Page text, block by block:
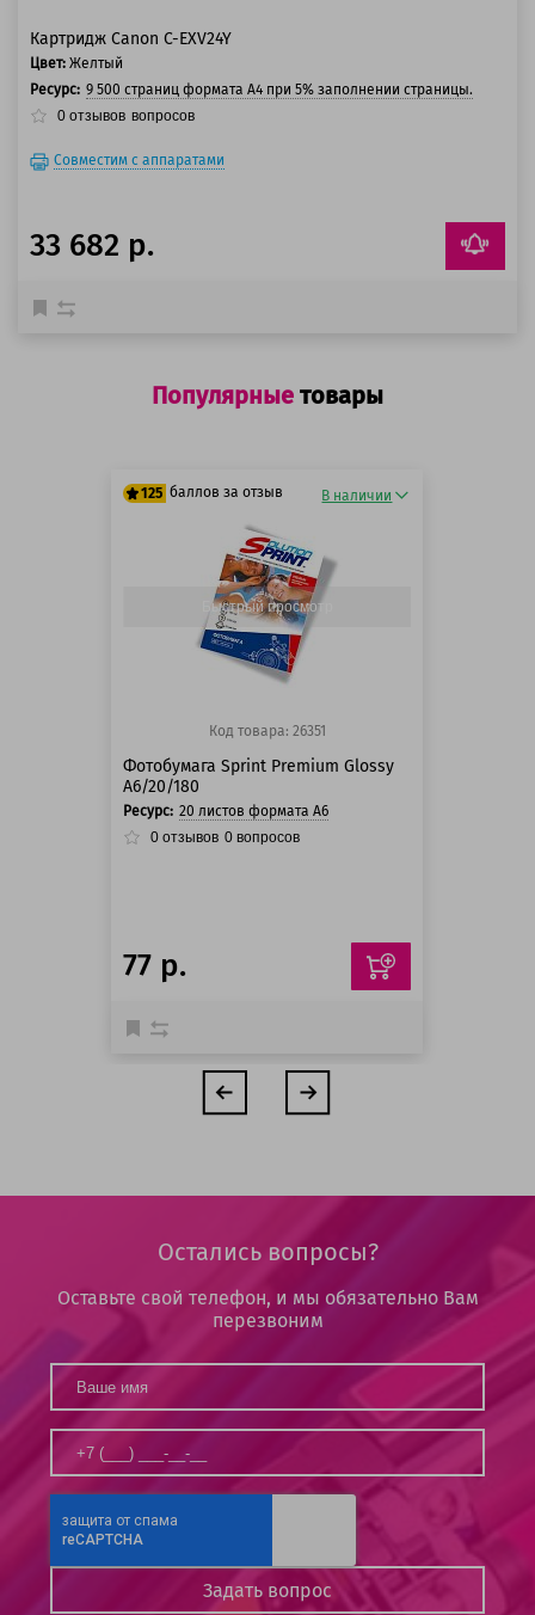
Картридж Canon C-EXV24Y
Цвет: Желтый
Ресурс: 9 500 страниц формата А4 при 5% заполнении страницы.
0 отзывов вопросов
Совместим с аппаратами
33 682 р.
Популярные товары
125 баллов за отзыв
125 баллов
125 баллов
В наличии
Быстрый просмотр
Код товара: 26351
Фотобумага Sprint Premium Glossy
A6/20/180
Ресурс: 20 листов формата А6
0 отзывов 0 вопросов
77 р.
Остались вопросы?
Оставьте свой телефон, и мы обязательно Вам
перезвоним